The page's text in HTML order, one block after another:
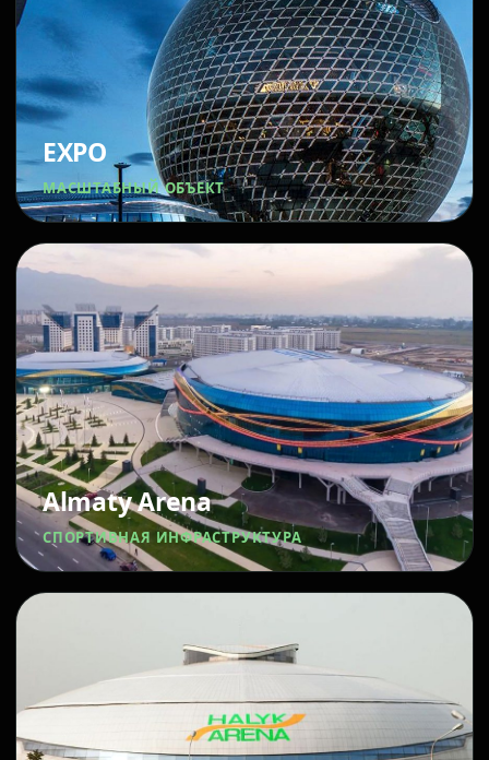
EXPO
МАСШТАБНЫЙ ОБЪЕКТ
Almaty Arena
СПОРТИВНАЯ ИНФРАСТРУКТУРА